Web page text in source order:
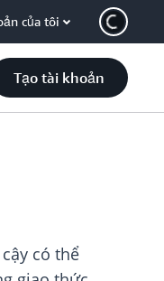
của tôi
Tạo tài khoản
có thể